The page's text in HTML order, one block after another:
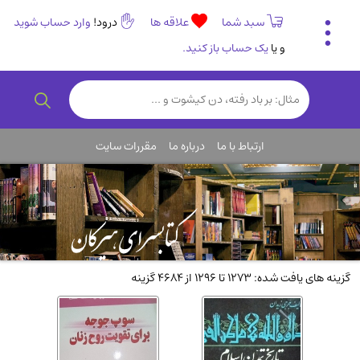
سبد شما علاقه ها درود! وارد حساب شوید
و یایک حساب باز کنید.
تاریخی و فرهنگی
(838)
رمان و داستان ایرانی(307)
روانشناسی(357)
انگلیسی و زبان خارجی(14)
کودکان و نوجوانان(76)
کتب نادر و کمیاب(19)
روانشناسی(112)
طب گیاهی و سنتی(45)
فلسفه و جامعه شناسی(151)
ادبیات و شعر(511)
ارتباط با ما درباره ما مقررات سایت
گزینه های یافت شده: 1273 تا 1296 از 4684 گزینه